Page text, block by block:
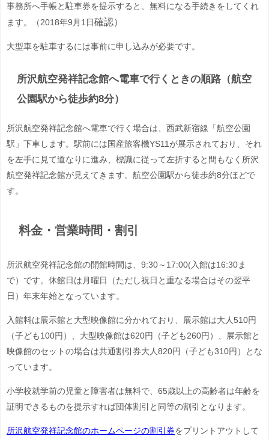
事務所へ手帳と駐車券を提示すると、無料になる手続きをしてくれ
ます。（2018年9月1日 確認）
大型車を駐車するには事前に申し込みが必要です。
所沢航空発祥記念館へ電車で行くときの順路（航空
公園駅から徒歩約8分）
所沢航空発祥記念館へ電車で行く場合は、西武新宿線「航空公園
駅」下車します。駅前には国産旅客機YS11が展示されており、それ
を左手に見て道なりに進み、標識に従って左折すると間もなく所沢
航空発祥記念館が見えてきます。航空公園駅から徒歩約8分ほどで
す。
料金・営業時間・割引
所沢航空発祥記念館の開館時間は、9:30～17:00(入館は16:30ま
で）です。休館日は月曜日（ただし祝日と重なる場合はその翌平
日）年末年始となっています。
入館料は展示館と大型映像館に分かれており、展示館は大人510円
（子ども100円）、大型映像館は620円（子ども260円）、展示館と
映像館のセットの場合は共通割引券大人820円（子ども310円）とな
っています。
小学校就学前の児童と障害者は無料で、65歳以上の高齢者は年齢を
証明できるものを提示すれば団体割引と同等の割引となります。
所沢航空発祥記念館のホームページの割引券をプリントアウトして